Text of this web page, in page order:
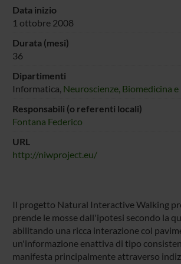
Data inizio
1 ottobre 2008
Durata (mesi)
36
Dipartimenti
Informatica, Neuroscienze, Biomedicina
Responsabili (o referenti locali)
Fontana Federico
URL
http://niwproject.eu/
Il progetto Natural Interactive Walking
prende le mosse dall'ipotesi secondo la
abilitando una ricca interazione col
un'informazione enattiva di tipo
manifesta principalmente attraverso